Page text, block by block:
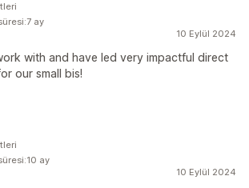
10 Eylül 2024
with and have led very impactful direct
our small bis!
ay
10 Eylül 2024
ay